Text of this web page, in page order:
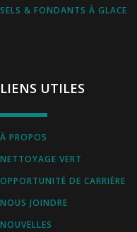
SELS & FONDANTS À GLACE
LIENS UTILES
À PROPOS
NETTOYAGE VERT
OPPORTUNITÉ DE CARRIÈRE
NOUS JOINDRE
NOUVELLES